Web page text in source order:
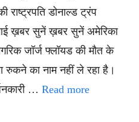
डोनाल्ड ट्रंप
ख़बर सुनें ख़बर सुनें अमेरिका
जॉर्ज फ्लॉयड की मौत के
रुकने का नाम नहीं ले रहा है।
… Read more